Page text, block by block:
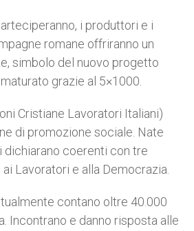
i produttori e i
romane offriranno un
simbolo del nuovo progetto
grazie al 5×1000.
Cristiane Lavoratori Italiani)
di promozione sociale. Nate
dichiarano coerenti con tre
Lavoratori e alla Democrazia.
contano oltre 40.000
Incontrano e danno risposta alle